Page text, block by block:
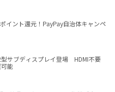
イント還元！PayPay自治体キャンペ
サブディスプレイ登場 HDMI不要
能